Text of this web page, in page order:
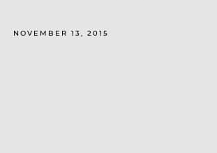
NOVEMBER 13, 2015